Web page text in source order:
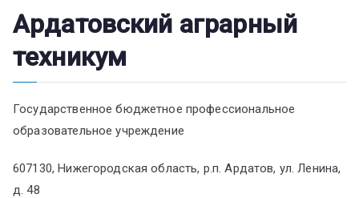
Ардатовский аграрный
техникум
Государственное бюджетное профессиональное
образовательное учреждение
607130, Нижегородская область, р.п. Ардатов, ул. Ленина,
д. 48